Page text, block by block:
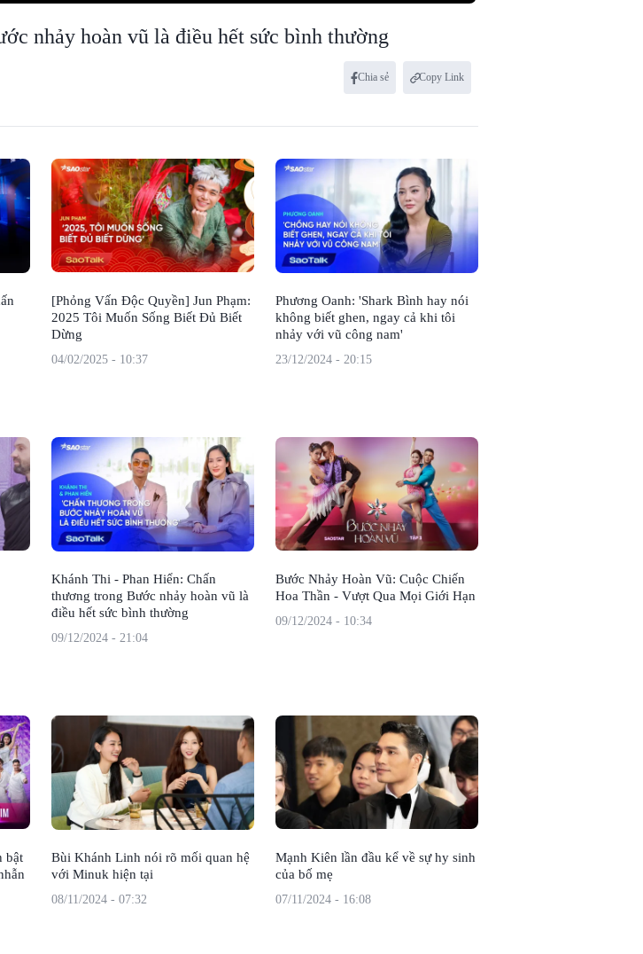
nhảy hoàn vũ là điều hết sức bình thường
Chia sẻ Copy Link
[Phỏng Vấn Độc Quyền] Jun Phạm:
2025 Tôi Muốn Sống Biết Đủ Biết
Dừng
04/02/2025 - 10:37
Phương Oanh: 'Shark Bình hay nói
không biết ghen, ngay cả khi tôi
nhảy với vũ công nam'
23/12/2024 - 20:15
Khánh Thi - Phan Hiển: Chấn
thương trong Bước nhảy hoàn vũ là
điều hết sức bình thường
09/12/2024 - 21:04
Bước Nhảy Hoàn Vũ: Cuộc Chiến
Hoa Thần - Vượt Qua Mọi Giới Hạn
09/12/2024 - 10:34
bật
Bùi Khánh Linh nói rõ mối quan hệ
với Minuk hiện tại
08/11/2024 - 07:32
Mạnh Kiên lần đầu kể về sự hy sinh
của bố mẹ
07/11/2024 - 16:08